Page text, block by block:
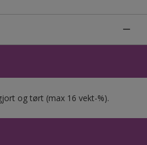
og tørt (max 16 vekt-%).